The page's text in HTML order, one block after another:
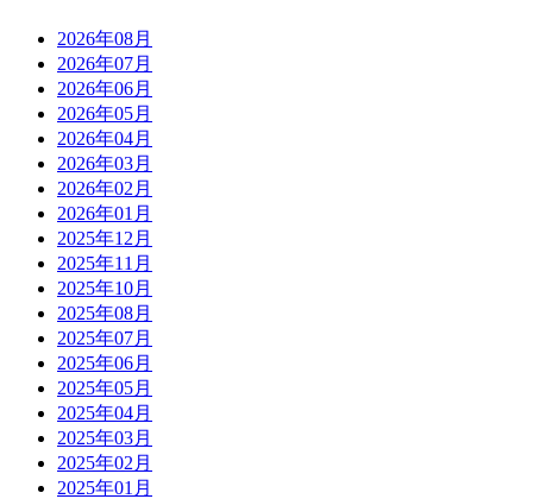
2026年08月
2026年07月
2026年06月
2026年05月
2026年04月
2026年03月
2026年02月
2026年01月
2025年12月
2025年11月
2025年10月
2025年08月
2025年07月
2025年06月
2025年05月
2025年04月
2025年03月
2025年02月
2025年01月